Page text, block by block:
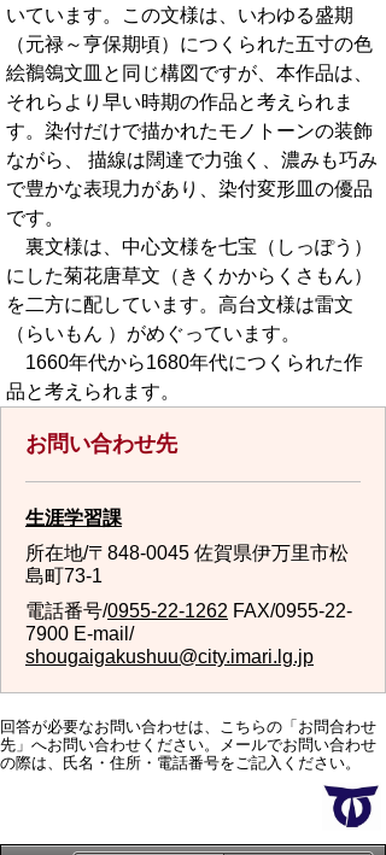
いています。この文様は、いわゆる盛期
（元禄～亨保期頃）につくられた五寸の色
絵鶺鴒文皿と同じ構図ですが、本作品は、
それらより早い時期の作品と考えられま
す。染付だけで描かれたモノトーンの装飾
ながら、 描線は闊達で力強く、濃みも巧み
で豊かな表現力があり、染付変形皿の優品
です。
裏文様は、中心文様を七宝（しっぽう）
にした菊花唐草文（きくかからくさもん）
を二方に配しています。高台文様は雷文
（らいもん ）がめぐっています。
1660年代から1680年代につくられた作
品と考えられます。
お問い合わせ先
生涯学習課
所在地/〒848-0045 佐賀県伊万里市松
島町73-1
電話番号/0955-22-1262 FAX/0955-22-
7900 E-mail/
shougaigakushuu@city.imari.lg.jp
回答が必要なお問い合わせは、こちらの「お問合わせ
先」へお問い合わせください。メールでお問い合わせ
の際は、氏名・住所・電話番号をご記入ください。